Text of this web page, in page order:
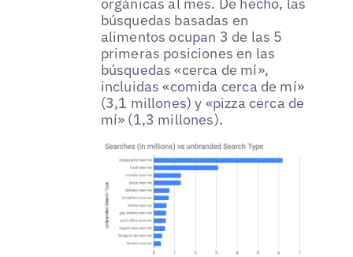
orgánicas al mes. De hecho, las
búsquedas basadas en
alimentos ocupan 3 de las 5
primeras posiciones en las
búsquedas «cerca de mí»,
incluidas «comida cerca de mí»
(3,1 millones) y «pizza cerca de
mí» (1,3 millones).